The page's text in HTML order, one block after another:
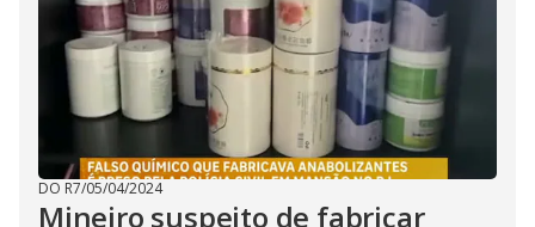
DO R7/05/04/2024
Mineiro suspeito de fabricar